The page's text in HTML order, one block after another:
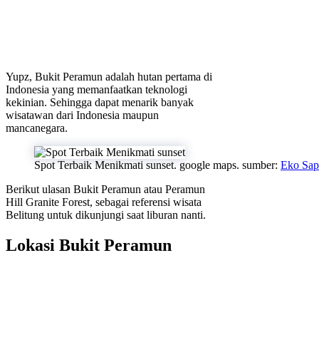
Yupz, Bukit Peramun adalah hutan pertama di
Indonesia yang memanfaatkan teknologi
kekinian. Sehingga dapat menarik banyak
wisatawan dari Indonesia maupun
mancanegara.
Spot Terbaik Menikmati sunset. google maps. sumber: Eko
Berikut ulasan Bukit Peramun atau Peramun
Hill Granite Forest, sebagai referensi wisata
Belitung untuk dikunjungi saat liburan nanti.
Lokasi Bukit Peramun